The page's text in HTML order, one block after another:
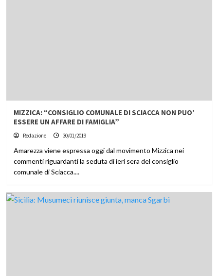
MIZZICA: “CONSIGLIO COMUNALE DI SCIACCA NON PUO’
ESSERE UN AFFARE DI FAMIGLIA”
Redazione 30/01/2019
Amarezza viene espressa oggi dal movimento Mizzica nei
commenti riguardanti la seduta di ieri sera del consiglio
comunale di Sciacca....